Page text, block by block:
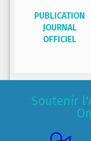
PUBLICATION
JOURNAL
OFFICIEL
Soutenir